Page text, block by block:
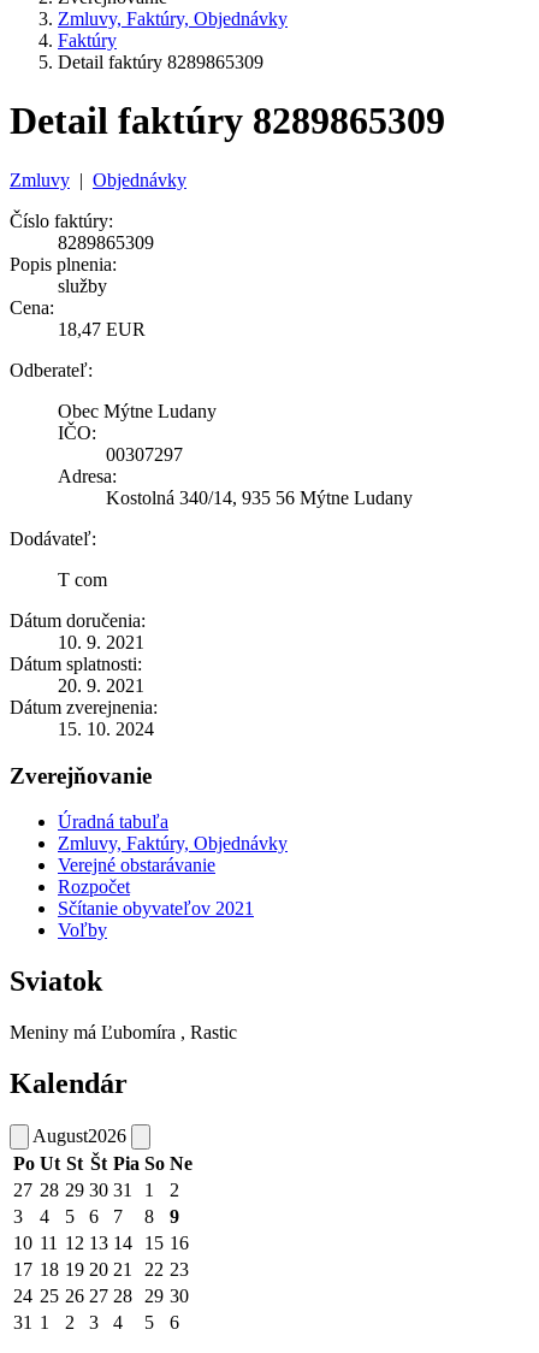
Zmluvy, Faktúry, Objednávky
Faktúry
Detail faktúry 8289865309
Detail faktúry 8289865309
Zmluvy | Objednávky
Číslo faktúry:
8289865309
Popis plnenia:
služby
Cena:
18,47 EUR
Odberateľ:
Obec Mýtne Ludany
IČO:
00307297
Adresa:
Kostolná 340/14, 935 56 Mýtne Ludany
Dodávateľ:
T com
Dátum doručenia:
10. 9. 2021
Dátum splatnosti:
20. 9. 2021
Dátum zverejnenia:
15. 10. 2024
Zverejňovanie
Úradná tabuľa
Zmluvy, Faktúry, Objednávky
Verejné obstarávanie
Rozpočet
Sčítanie obyvateľov 2021
Voľby
Sviatok
Meniny má Ľubomíra , Rastic
Kalendár
August2026
Po Ut St Št Pia So Ne
27 28 29 30 31 1
2
3
4 5 6 7 8
9
10 11 12 13 14 15 16
17 18 19 20 21 22 23
24 25 26 27 28 29 30
31 1 2 3 4 5 6